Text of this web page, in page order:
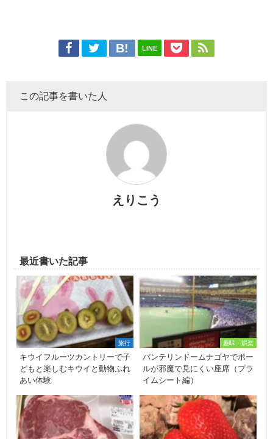
LINE
この記事を書いた人
えりこう
最近書いた記事
旅行
キウイフルーツカントリーで子
どもと楽しむキウイと動物ふれ
あい体験
趣味・娯楽
バンテリンドームナゴヤでポー
ルが邪魔で見にくい座席（プラ
イムシート編）